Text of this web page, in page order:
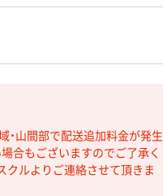
・山間部で配送追加料金が発生
合もございますのでご了承く
クルよりご連絡させて頂きま